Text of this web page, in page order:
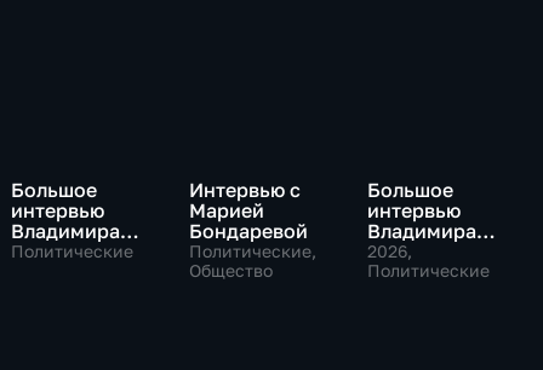
Большое
интервью
Владимира
Путина Сергею
Политические
Интервью с
Марией
Бондаревой
Политические,
Общество
Большое
интервью
Владимира
Соловьева
Роджеру
2026,
Политические